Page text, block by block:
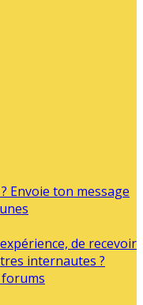
Envoie ton message
de recevoir
internautes ?